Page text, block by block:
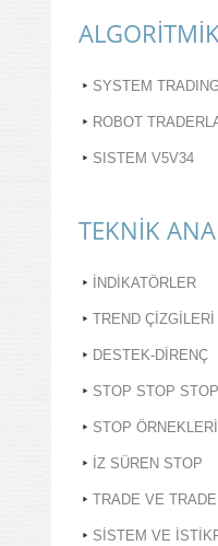
SYSTEM TRADING
ROBOT
SISTEM V5V34
TEKNİK
İNDİKATÖRLER
TREND ÇİZGİLERİ
DESTEK-DİRENÇ
STOP STOP STOP
STOP ÖRNEKLERİ
İZ SÜREN STOP
TRADE VE
SİSTEM VE